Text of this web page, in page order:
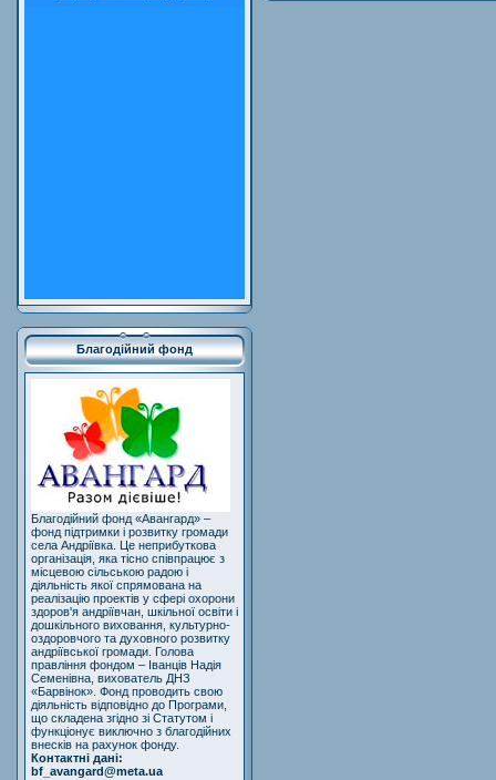
Благодійний фонд
Благодійний фонд «Авангард» –
фонд підтримки і розвитку громади
села Андріївка. Це неприбуткова
організація, яка тісно співпрацює з
місцевою сільською радою і
діяльність якої спрямована на
реалізацію проектів у сфері охорони
здоров'я андріївчан, шкільної освіти і
дошкільного виховання, культурно-
оздоровчого та духовного розвитку
андріївської громади. Голова
правління фондом – Іванців Надія
Семенівна, вихователь ДНЗ
«Барвінок». Фонд проводить свою
діяльність відповідно до Програми,
що складена згідно зі Статутом і
функціонує виключно з благодійних
внесків на рахунок фонду.
Контактні дані:
bf_avangard@meta.ua